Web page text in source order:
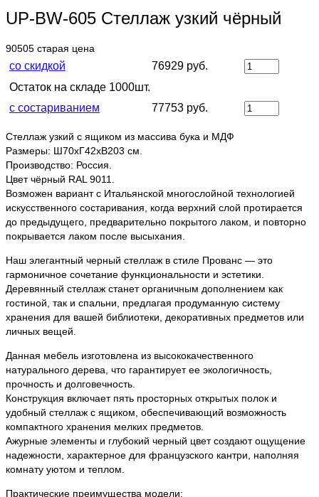
UP-BW-605 Стеллаж узкий чёрный
90505 старая цена
со скидкой
76929 руб.
Остаток на складе 1000шт.
с состариванием
77753 руб.
Стеллаж узкий с ящиком из массива бука и МДФ
Размеры: Ш70хГ42хВ203 см.
Производство: Россия.
Цвет чёрный RAL 9011.
Возможен вариант с Итальянской многослойной технологией
искусственного состаривания, когда верхний слой протирается
до предыдущего, предварительно покрытого лаком, и повторно
покрывается лаком после высыхания.
Наш элегантный черный стеллаж в стиле Прованс — это
гармоничное сочетание функциональности и эстетики.
Деревянный стеллаж станет органичным дополнением как
гостиной, так и спальни, предлагая продуманную систему
хранения для вашей библиотеки, декоративных предметов или
личных вещей.
Данная мебель изготовлена из высококачественного
натурального дерева, что гарантирует ее экологичность,
прочность и долговечность.
Конструкция включает пять просторных открытых полок и
удобный стеллаж с ящиком, обеспечивающий возможность
компактного хранения мелких предметов.
Ажурные элементы и глубокий черный цвет создают ощущение
надежности, характерное для французского кантри, наполняя
комнату уютом и теплом.
Практические преимущества модели: